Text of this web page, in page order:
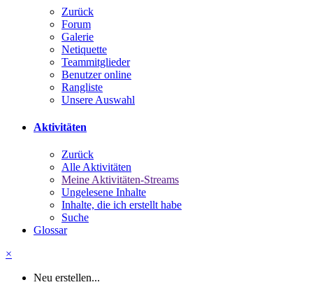
Zurück
Forum
Galerie
Netiquette
Teammitglieder
Benutzer online
Rangliste
Unsere Auswahl
Aktivitäten
Zurück
Alle Aktivitäten
Meine Aktivitäten-Streams
Ungelesene Inhalte
Inhalte, die ich erstellt habe
Suche
Glossar
×
Neu erstellen...